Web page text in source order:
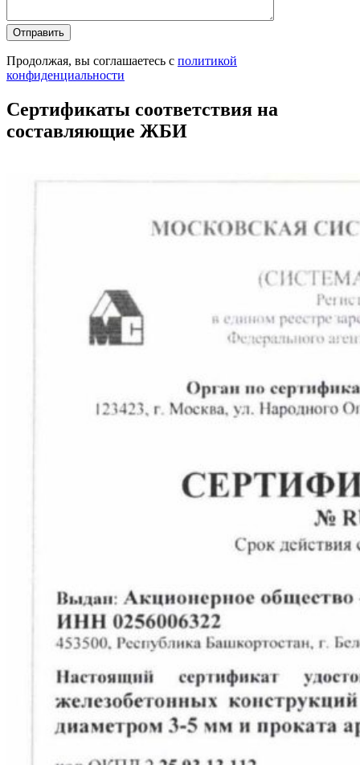
Продолжая, вы соглашаетесь с политикой
конфиденциальности
Сертификаты соответствия на
составляющие ЖБИ